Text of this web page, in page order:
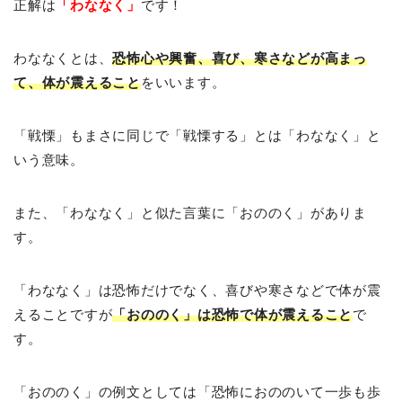
正解は 「わななく」 です！
わななくとは、恐怖心や興奮、喜び、寒さなどが高まっ
て、体が震えることをいいます。
「戦慄」もまさに同じで「戦慄する」とは「わななく」と
いう意味。
また、「わななく」と似た言葉に「おののく」がありま
す。
「わななく」は恐怖だけでなく、喜びや寒さなどで体が震
えることですが「おののく」は恐怖で体が震えることで
す。
「おののく」の例文としては「恐怖におののいて一歩も歩